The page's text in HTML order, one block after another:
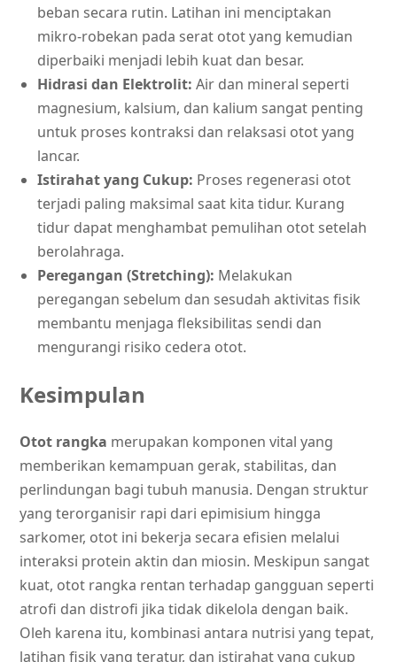
beban secara rutin. Latihan ini menciptakan
mikro-robekan pada serat otot yang kemudian
diperbaiki menjadi lebih kuat dan besar.
Hidrasi dan Elektrolit: Air dan mineral seperti
magnesium, kalsium, dan kalium sangat penting
untuk proses kontraksi dan relaksasi otot yang
lancar.
Istirahat yang Cukup: Proses regenerasi otot
terjadi paling maksimal saat kita tidur. Kurang
tidur dapat menghambat pemulihan otot setelah
berolahraga.
Peregangan (Stretching): Melakukan
peregangan sebelum dan sesudah aktivitas fisik
membantu menjaga fleksibilitas sendi dan
mengurangi risiko cedera otot.
Kesimpulan
Otot rangka merupakan komponen vital yang
memberikan kemampuan gerak, stabilitas, dan
perlindungan bagi tubuh manusia. Dengan struktur
yang terorganisir rapi dari epimisium hingga
sarkomer, otot ini bekerja secara efisien melalui
interaksi protein aktin dan miosin. Meskipun sangat
kuat, otot rangka rentan terhadap gangguan seperti
atrofi dan distrofi jika tidak dikelola dengan baik.
Oleh karena itu, kombinasi antara nutrisi yang tepat,
latihan fisik yang teratur, dan istirahat yang cukup